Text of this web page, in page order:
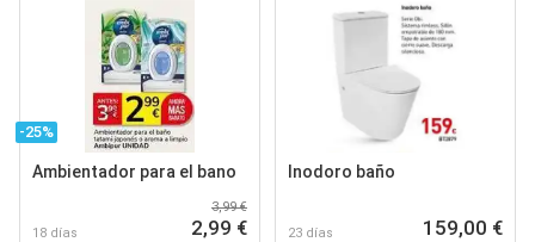
-25%
Ambientador para el bano
18 días
3,99 €
2,99 €
Inodoro baño
23 días 159,00 €